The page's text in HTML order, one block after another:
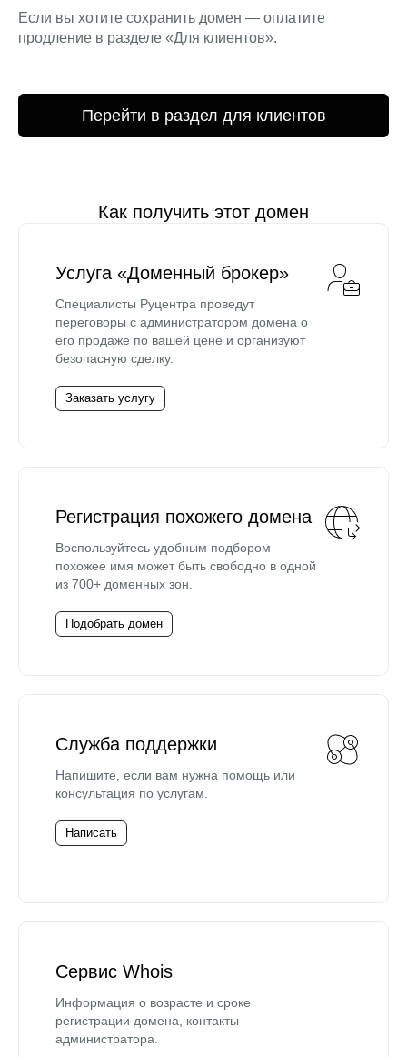
Если вы хотите сохранить домен — оплатите
продление в разделе «Для клиентов».
Перейти в раздел для клиентов
Как получить этот домен
Услуга «Доменный брокер»
Специалисты Руцентра проведут
переговоры с администратором домена о
его продаже по вашей цене и организуют
безопасную сделку.
Заказать услугу
Регистрация похожего домена
Воспользуйтесь удобным подбором —
похожее имя может быть свободно в одной
из 700+ доменных зон.
Подобрать домен
Служба поддержки
Напишите, если вам нужна помощь или
консультация по услугам.
Написать
Сервис Whois
Информация о возрасте и сроке
регистрации домена, контакты
администратора.